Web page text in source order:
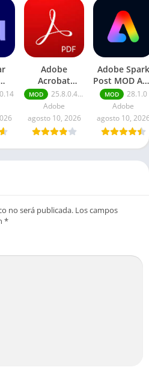
Adobe
Acrobat
Reader MOD
APK: Pro
desbloqueado
MOD
25.8.0.40803
Adobe
agosto 10, 2026
Adobe Spark
Post MOD
(Pro/
MOD
28.1.0
Adobe
agosto 10,
no será publicada. Los campos
*